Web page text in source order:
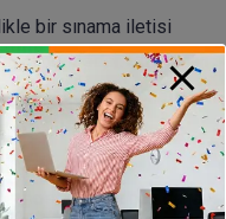
bir sınama iletisi
teyit eder. Bu mesajı
işlevlerinin sorunsuz
tabanlı e-posta
tamamen kontrolünüz
postalarınızı çok daha